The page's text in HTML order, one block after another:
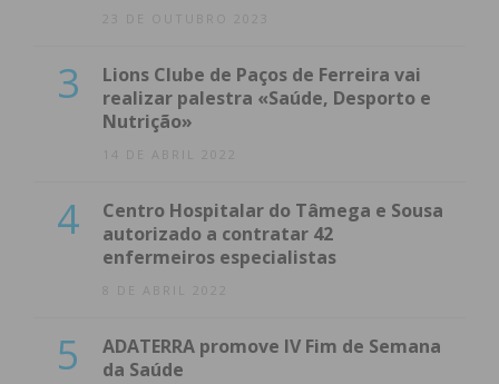
23 DE OUTUBRO 2023
3
Lions Clube de Paços de Ferreira vai
realizar palestra «Saúde, Desporto e
Nutrição»
14 DE ABRIL 2022
4
Centro Hospitalar do Tâmega e Sousa
autorizado a contratar 42
enfermeiros especialistas
8 DE ABRIL 2022
5
ADATERRA promove IV Fim de Semana
da Saúde